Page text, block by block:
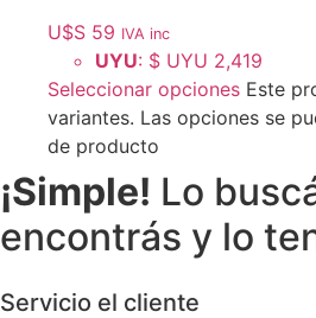
U$S 59 IVA inc
UYU: $ UYU 2,419
Seleccionar opciones Este
variantes. Las opciones se
de producto
¡Simple! Lo
encontrás y lo
Servicio el cliente